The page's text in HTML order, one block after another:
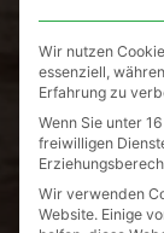
Wir nutzen
essenziell,
Erfahrung zu
Wenn Sie unter
freiwilligen
Wir verwenden
Website. Einige